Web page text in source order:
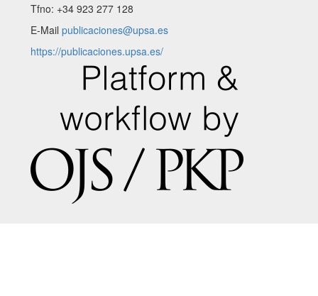
Tfno: +34 923 277 128
E-Mail publicaciones@upsa.es
https://publicaciones.upsa.es/